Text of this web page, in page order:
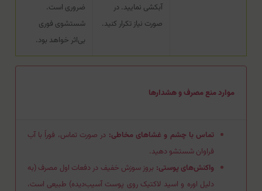
آبکشی نمایید. در
صورت نیاز تکرار کنید.
ضروری است.
شستشوی فوری
بی‌اثر خواهد بود.
موارد منع مصرف و هشدارها
تماس با چشم و غشاهای مخاطی: در صورت تماس، فوراً با آب
فراوان شستشو دهید.
واکنش‌های پوستی: بروز سوزش خفیف در دفعات اول مصرف (به
دلیل اوره و اسید لاکتیک روی پوست آسیب‌دیده) طبیعی است،